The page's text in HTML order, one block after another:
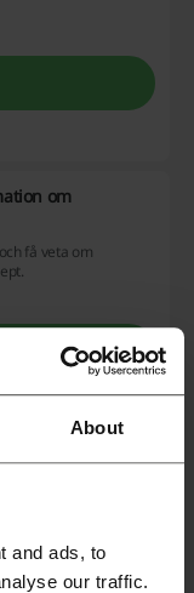
About
and ads, to
our traffic.
om
få veta om
över 500kr)
500kr hos Bulk.se.